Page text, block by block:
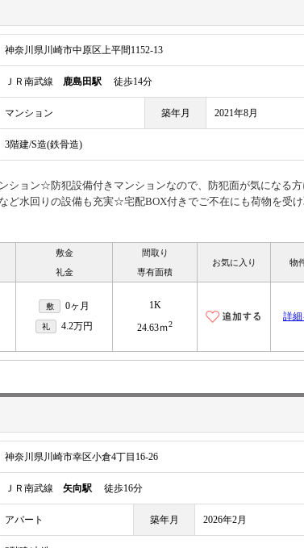
神奈川県川崎市中原区上平間1152-13
ＪＲ南武線 鹿島田駅 徒歩14分
マンション 築年月 2021年8月
3階建/S造(鉄骨造)
ション☆防犯設備付きマンションなので、防犯面が気になる
ど水回りの設備も充実☆宅配BOX付きでご不在にも荷物を受け
敷金
礼金
間取り
専有面積
お気に入り 物
敷 0ヶ月
礼 4.2万円
1K
24.63ｍ2
詳細
神奈川県川崎市幸区小倉4丁目16-26
ＪＲ南武線 矢向駅 徒歩16分
アパート 築年月 2026年2月